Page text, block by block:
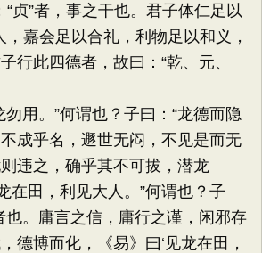
“贞”者，事之干也。君子体仁足以
，嘉会足以合礼，利物足以和义，
行此四德者，故曰：“乾、元、
用。”何谓也？子曰：“龙德而隐
成乎名，遯世无闷，不见是而无
违之，确乎其不可拔，潜龙
在田，利见大人。”何谓也？子
也。庸言之信，庸行之谨，闲邪存
德博而化，《易》曰‘见龙在田，